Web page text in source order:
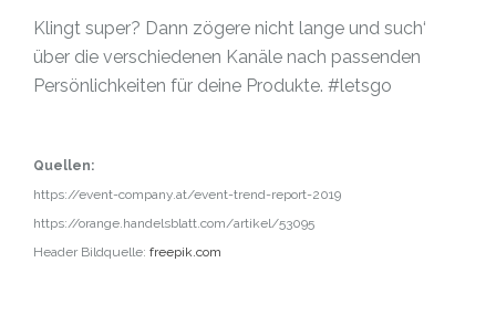
Klingt super? Dann zögere nicht lange und such‘
über die verschiedenen Kanäle nach passenden
Persönlichkeiten für deine Produkte. #letsgo
Quellen:
https://event-company.at/event-trend-report-2019
https://orange.handelsblatt.com/artikel/53095
Header Bildquelle: freepik.com